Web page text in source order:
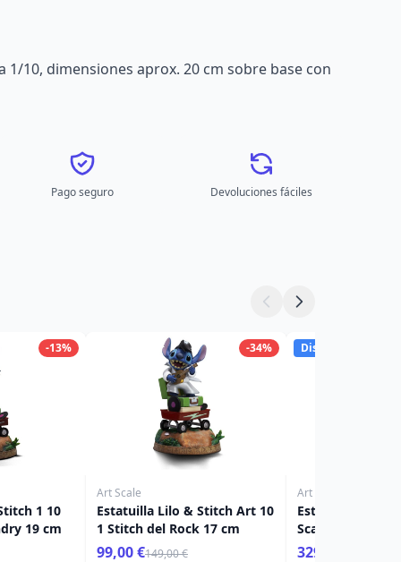
1/10, dimensiones aprox. 20 cm sobre base con
Pago seguro Devoluciones fáciles
-13%
1 10
19 cm
-34%
Art Scale
Estatuilla Lilo & Stitch Art 10
1 Stitch del Rock 17 cm
99,00 €149,00 €
Disponibles
Art Scale
Estatuilla Saint
Scale Máscara
Cáncer 23 cm
329,00 €